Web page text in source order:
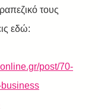
τους
εδώ:
post/70-